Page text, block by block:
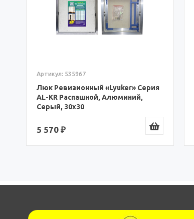
Артикул: 535967
Люк Ревизионный «Lyuker» Серия
AL-KR Распашной, Алюминий,
Серый, 30x30
5 570 ₽